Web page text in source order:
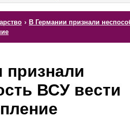
› В Германии признали
признали
ВСУ вести